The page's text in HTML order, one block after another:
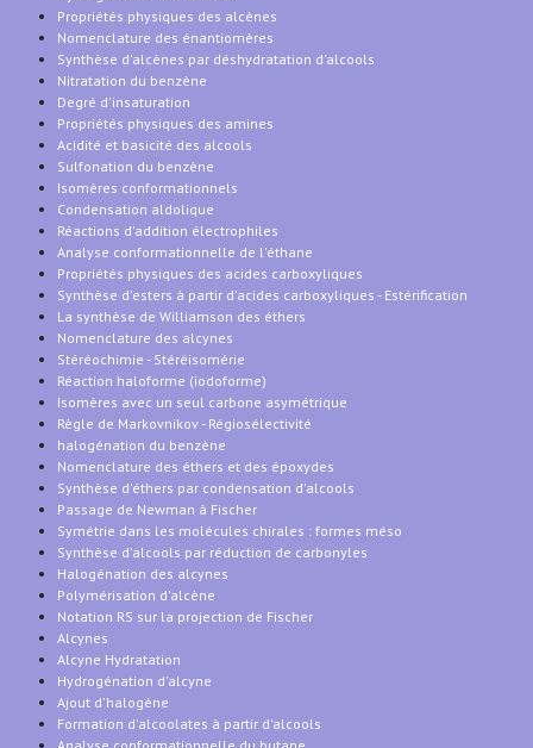
Propriétés physiques des alcènes
Nomenclature des énantiomères
Synthèse d'alcènes par déshydratation d'alcools
Nitratation du benzène
Degré d'insaturation
Propriétés physiques des amines
Acidité et basicité des alcools
Sulfonation du benzène
Isomères conformationnels
Condensation aldolique
Réactions d'addition électrophiles
Analyse conformationnelle de l'éthane
Propriétés physiques des acides carboxyliques
Synthèse d'esters à partir d'acides carboxyliques - Estérification
La synthèse de Williamson des éthers
Nomenclature des alcynes
Stéréochimie - Stéréisomérie
Réaction haloforme (iodoforme)
Isomères avec un seul carbone asymétrique
Règle de Markovnikov - Régiosélectivité
halogénation du benzène
Nomenclature des éthers et des époxydes
Synthèse d'éthers par condensation d'alcools
Passage de Newman à Fischer
Symétrie dans les molécules chirales : formes méso
Synthèse d'alcools par réduction de carbonyles
Halogénation des alcynes
Polymérisation d'alcène
Notation RS sur la projection de Fischer
Alcynes
Alcyne Hydratation
Hydrogénation d'alcyne
Ajout d'halogène
Formation d'alcoolates à partir d'alcools